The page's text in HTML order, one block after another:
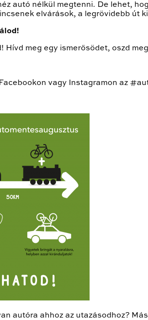
autó nélkül megtenni. De lehet,
elvárások, a legrövidebb út
meg egy ismerősödet, oszd
vagy Instagramon az
autóra ahhoz az utazásodhoz?